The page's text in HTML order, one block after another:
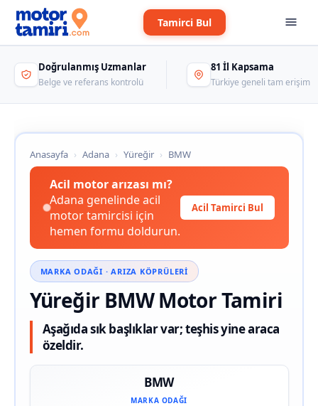
Tamirci Bul
Doğrulanmış Uzmanlar
Belge ve referans kontrolü
81 İl Kapsama
Türkiye geneli tam erişim
Anasayfa › Adana › Yüreğir › BMW
Acil motor arızası mı?
Adana genelinde acil
motor tamircisi için
hemen formu doldurun.
Acil Tamirci Bul
MARKA ODAĞI · ARIZA KÖPRÜLERI
Yüreğir BMW Motor Tamiri
Aşağıda sık başlıklar var; teşhis yine araca
özeldir.
BMW
MARKA ODAĞI